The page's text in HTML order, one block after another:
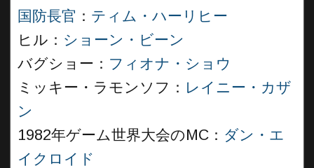
国防長官 ： ティム・ハーリヒー
ヒル： ショーン・ビーン
バグショー： フィオナ・ショウ
ミッキー・ラモンソフ： レイニー・カザ
ン
1982年ゲーム世界大会のMC： ダン・エ
イクロイド